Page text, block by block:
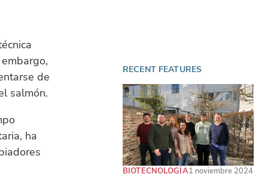
de
salmón.
ha
RECENT FEATURES
BIOTECNOLOGÍA1 noviembre 2024